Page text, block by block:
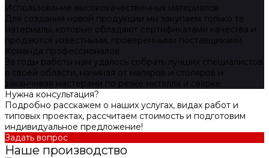
Использование высококачественных материалов
Для создания новой продукции мы закупаем только те
материалы, которые обладают сертификатами качества и
продаются известными, проверенными поставщиками.
Команда профессионалов
За годы работы нам удалось собрать лучших специалистов
в своей области, начиная от маляров и столяров и
заканчивая мастерами по резке металла и сварке.
Нужна консультация?
Подробно расскажем о наших услугах, видах работ и
типовых проектах, рассчитаем стоимость и подготовим
индивидуальное предложение!
Задать вопрос
Наше производство